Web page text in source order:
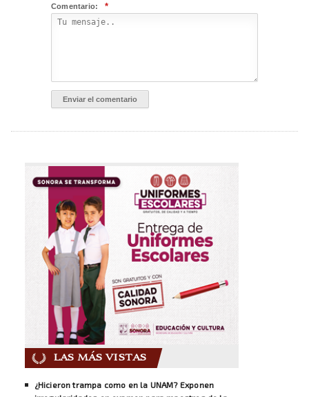
Comentario: *
LAS MÁS VISTAS
¿Hicieron trampa como en la UNAM? Exponen